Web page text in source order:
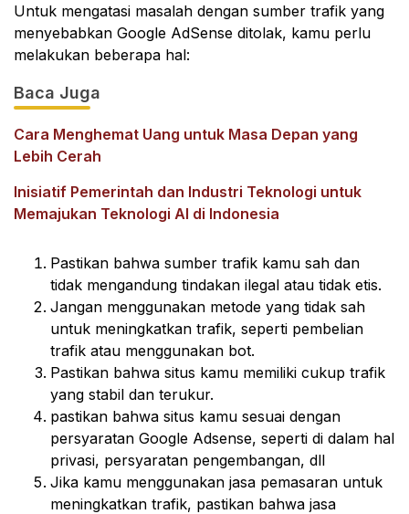
Untuk mengatasi masalah dengan sumber trafik yang
menyebabkan Google AdSense ditolak, kamu perlu
melakukan beberapa hal:
Baca Juga
Cara Menghemat Uang untuk Masa Depan yang
Lebih Cerah
Inisiatif Pemerintah dan Industri Teknologi untuk
Memajukan Teknologi AI di Indonesia
Pastikan bahwa sumber trafik kamu sah dan
tidak mengandung tindakan ilegal atau tidak etis.
Jangan menggunakan metode yang tidak sah
untuk meningkatkan trafik, seperti pembelian
trafik atau menggunakan bot.
Pastikan bahwa situs kamu memiliki cukup trafik
yang stabil dan terukur.
pastikan bahwa situs kamu sesuai dengan
persyaratan Google Adsense, seperti di dalam hal
privasi, persyaratan pengembangan, dll
Jika kamu menggunakan jasa pemasaran untuk
meningkatkan trafik, pastikan bahwa jasa